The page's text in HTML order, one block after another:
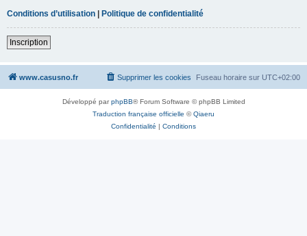
Conditions d’utilisation | Politique de confidentialité
Inscription
www.casusno.fr Fuseau horaire sur UTC+02:00
Supprimer les cookies
Développé parphpBB® Forum Software © phpBB Limited
Traduction française officielle ©Qiaeru
Confidentialité | Conditions